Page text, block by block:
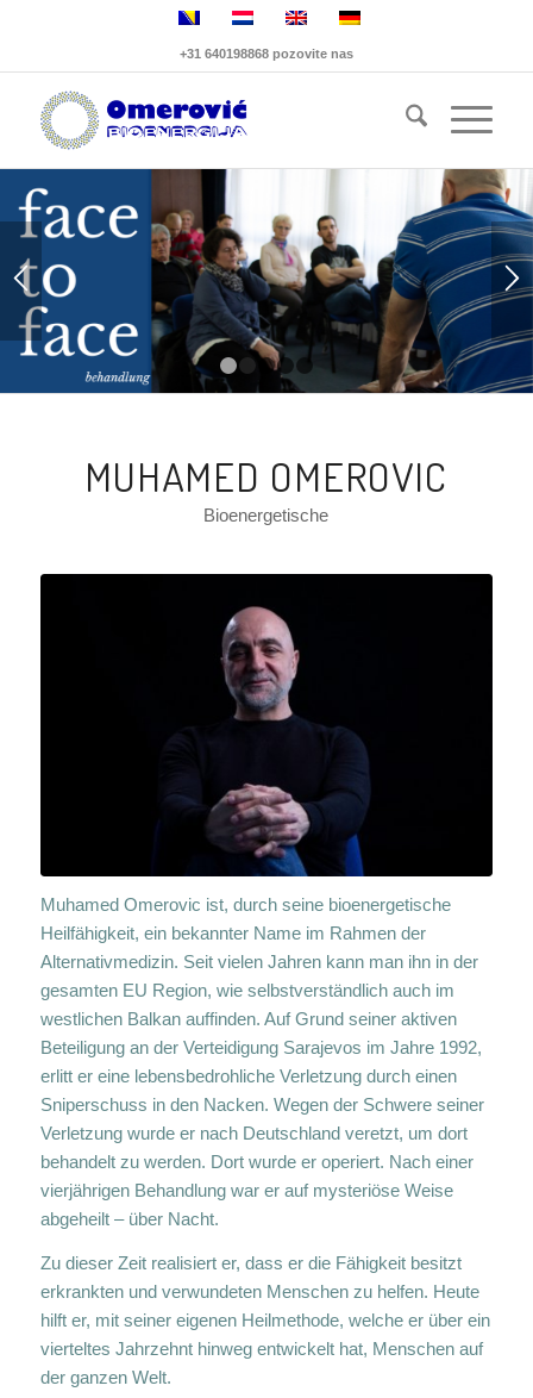
+31 640198868 pozovite nas
2 3 4 5
MUHAMED OMEROVIC
Bioenergetische
Muhamed Omerovic ist, durch seine bioenergetische
Heilfähigkeit, ein bekannter Name im Rahmen der
Alternativmedizin. Seit vielen Jahren kann man ihn in der
gesamten EU Region, wie selbstverständlich auch im
westlichen Balkan auffinden. Auf Grund seiner aktiven
Beteiligung an der Verteidigung Sarajevos im Jahre 1992,
erlitt er eine lebensbedrohliche Verletzung durch einen
Sniperschuss in den Nacken. Wegen der Schwere seiner
Verletzung wurde er nach Deutschland veretzt, um dort
behandelt zu werden. Dort wurde er operiert. Nach einer
vierjährigen Behandlung war er auf mysteriöse Weise
abgeheilt – über Nacht.
Zu dieser Zeit realisiert er, dass er die Fähigkeit besitzt
erkrankten und verwundeten Menschen zu helfen. Heute
hilft er, mit seiner eigenen Heilmethode, welche er über ein
vierteltes Jahrzehnt hinweg entwickelt hat, Menschen auf
der ganzen Welt.